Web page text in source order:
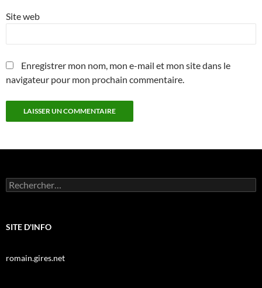
Site web
Enregistrer mon nom, mon e-mail et mon site dans le
navigateur pour mon prochain commentaire.
Rechercher :
SITE D'INFO
romain.gires.net